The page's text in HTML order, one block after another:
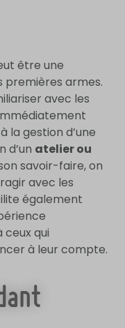
être une
premières armes.
avec les
la gestion d’une
d’un atelier ou
savoir-faire, on
avec les
également
ceux qui
à leur compte.